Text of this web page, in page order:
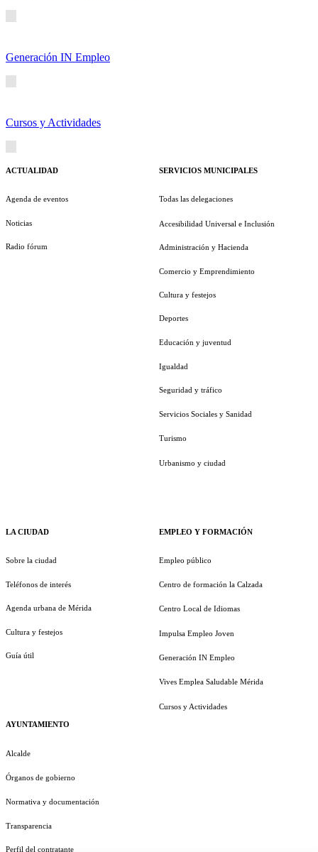
Generación IN Empleo
Cursos y Actividades
ACTUALIDAD
Agenda de eventos
Noticias
Radio fórum
LA CIUDAD
Sobre la ciudad
Teléfonos de interés
Agenda urbana de Mérida
Cultura y festejos
Guía útil
AYUNTAMIENTO
Alcalde
Órganos de gobierno
Normativa y documentación
Transparencia
Perfil del contratante
SERVICIOS MUNICIPALES
Todas las delegaciones
Accesibilidad Universal e Inclusión
Administración y Hacienda
Comercio y Emprendimiento
Cultura y festejos
Deportes
Educación y juventud
Igualdad
Seguridad y tráfico
Servicios Sociales y Sanidad
Turismo
Urbanismo y ciudad
EMPLEO Y FORMACIÓN
Empleo público
Centro de formación la Calzada
Centro Local de Idiomas
Impulsa Empleo Joven
Generación IN Empleo
Vives Emplea Saludable Mérida
Cursos y Actividades